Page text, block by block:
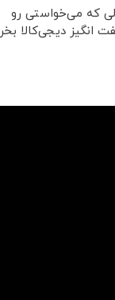
که می‌خواستی رو
انگیز دیجی‌کالا بخر